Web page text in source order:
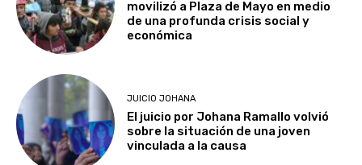
movilizó a Plaza de Mayo en medio
de una profunda crisis social y
económica
JUICIO JOHANA
El juicio por Johana Ramallo volvió
sobre la situación de una joven
vinculada a la causa